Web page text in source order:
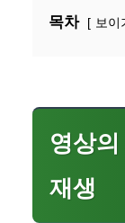
목차 보이
영상
재생